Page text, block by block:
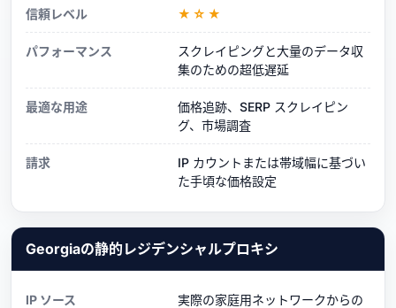
信頼レベル ★☆★
パフォーマンス
スクレイピングと大量のデータ収
集のための超低遅延
最適な用途
価格追跡、SERP スクレイピン
グ、市場調査
請求
IP カウントまたは帯域幅に基づい
た手頃な価格設定
Georgiaの静的レジデンシャルプロキシ
IP ソース
実際の家庭用ネットワークからの